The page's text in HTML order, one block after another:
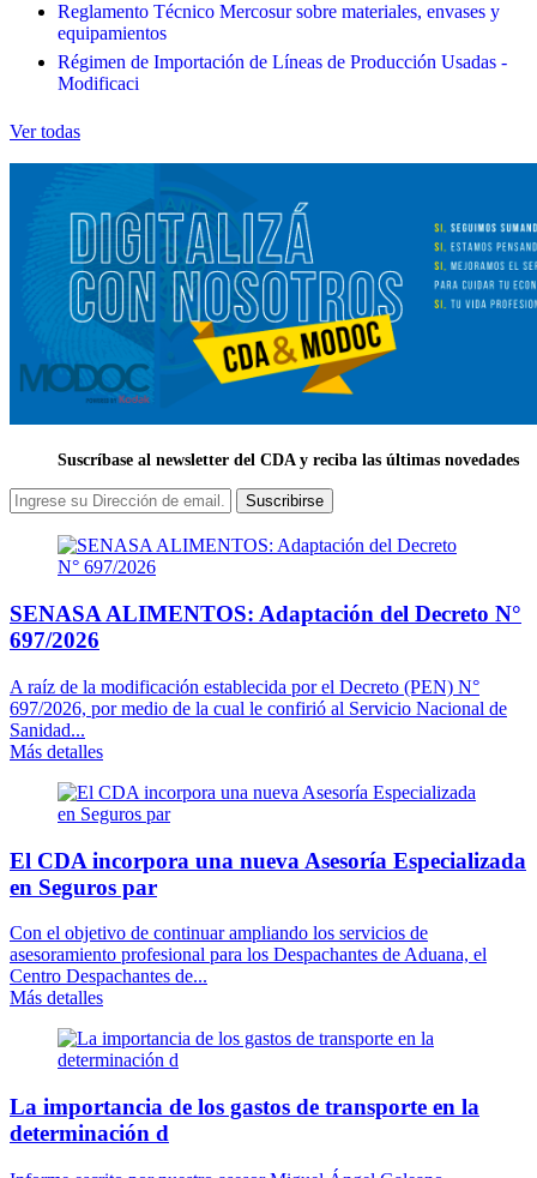
Reglamento Técnico Mercosur sobre materiales, envases y
equipamientos
Régimen de Importación de Líneas de Producción Usadas -
Modificaci
Ver todas
Suscríbase al newsletter del CDA y reciba las últimas novedades
Suscribirse
SENASA ALIMENTOS: Adaptación del Decreto N°
697/2026
A raíz de la modificación establecida por el Decreto (PEN) N°
697/2026, por medio de la cual le confirió al Servicio Nacional de
Sanidad...
Más detalles
El CDA incorpora una nueva Asesoría Especializada
en Seguros par
Con el objetivo de continuar ampliando los servicios de
asesoramiento profesional para los Despachantes de Aduana, el
Centro Despachantes de...
Más detalles
La importancia de los gastos de transporte en la
determinación d